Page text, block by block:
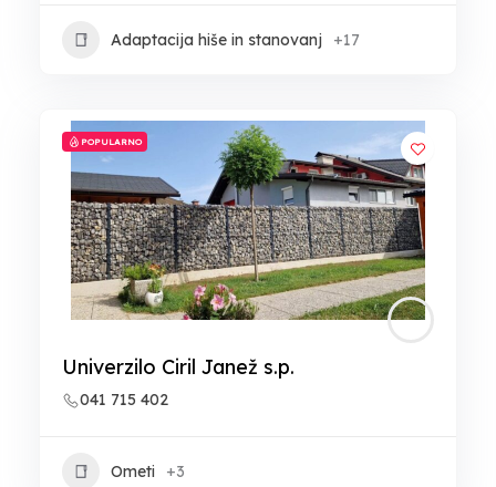
Adaptacija hiše in stanovanj +17
POPULARNO
Univerzilo Ciril Janež s.p.
041 715 402
Ometi +3